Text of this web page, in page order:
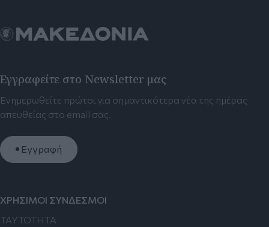
Εγγραφείτε στο Newsletter μας
Ενημερωθείτε πρώτοι για σημαντικότερα νέα της ημέρας
απευθείας στο email σας.
Εγγραφή
ΧΡΗΣΙΜΟΙ ΣΥΝΔΕΣΜΟΙ
TAYTOTHTA